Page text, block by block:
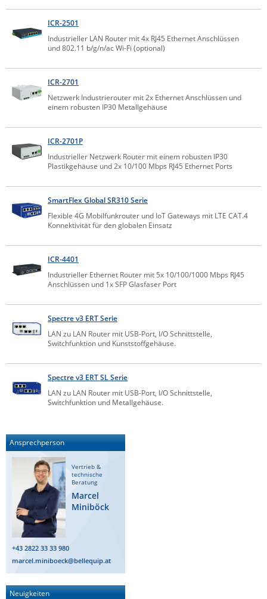
Energiemessung
Energieverteilung
IP, WLAN & GSM Sensorik
Datenlogger
IoT - Internet of Things
Remote I/O
IPC, Industrielle Netzwerktechnik & WLAN
Wi-Fi - WLAN - Wireless
Sonstige
Serverräume
RMA / Rücksendung / Support
CompleTech
Contemporary Controls
Digi
Eaton
Enginko - mcf88
Fokus Technologies
Gude
Guntermann & Drunck
High Sec Labs
HW group
Icron
IEC Lock
Kerlink
Kramer Electronics
Legrand
LigoWave
Moxa
Netio
Panorama Antennas
PatchSee
Power Kingdom
Poynting
Raritan
Server Technology
ICR-2501
Industrieller LAN Router mit 4x RJ45 Ethernet Anschlüssen
und 802.11 b/g/n/ac Wi-Fi (optional)
ICR-2701
Netzwerk Industrierouter mit 2x Ethernet Anschlüssen und
einem robusten IP30 Metallgehäuse
ICR-2701P
Industrieller Netzwerk Router mit einem robusten IP30
Plastikgehäuse und 2x 10/100 Mbps RJ45 Ethernet Ports
SmartFlex Global SR310 Serie
Flexible 4G Mobilfunkrouter und IoT Gateways mit LTE CAT.4
Konnektivität für den globalen Einsatz
ICR-4401
Industrieller Ethernet Router mit 5x 10/100/1000 Mbps RJ45
Anschlüssen und 1x SFP Glasfaser Port
Spectre v3 ERT Serie
LAN zu LAN Router mit USB-Port, I/O Schnittstelle,
Switchfunktion und Kunststoffgehäuse.
Spectre v3 ERT SL Serie
LAN zu LAN Router mit USB-Port, I/O Schnittstelle,
Switchfunktion und Metallgehäuse.
Ansprechperson
Vertrieb &
technische
Beratung
Marcel
Miniböck
+43 2822 33 33 980
marcel.miniboeck@bellequip.at
Neuigkeiten